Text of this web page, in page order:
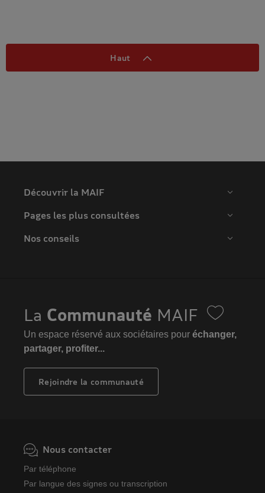
Haut
Découvrir la MAIF
Pages les plus consultées
Nos conseils
La Communauté MAIF
Un espace réservé aux sociétaires pour échanger,
partager, profiter...
Rejoindre la communauté
Nous contacter
Par téléphone
Par langue des signes ou transcription